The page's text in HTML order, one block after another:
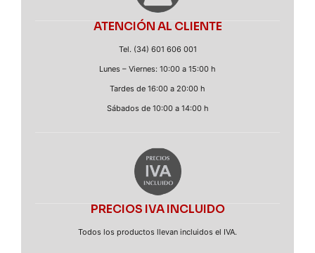
ATENCIÓN AL CLIENTE
Tel. (34) 601 606 001
Lunes – Viernes: 10:00 a 15:00 h
Tardes de 16:00 a 20:00 h
Sábados de 10:00 a 14:00 h
PRECIOS IVA INCLUIDO
Todos los productos llevan incluidos el IVA.